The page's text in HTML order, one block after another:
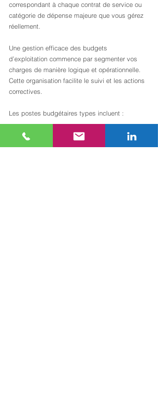
correspondant à chaque contrat de service ou
catégorie de dépense majeure que vous gérez
réellement.
Une gestion efficace des budgets
d’exploitation commence par segmenter vos
charges de manière logique et opérationnelle.
Cette organisation facilite le suivi et les actions
correctives.
Les postes budgétaires types incluent :
Énergie (électricité, gaz, eau) par bâtiment
ou zone